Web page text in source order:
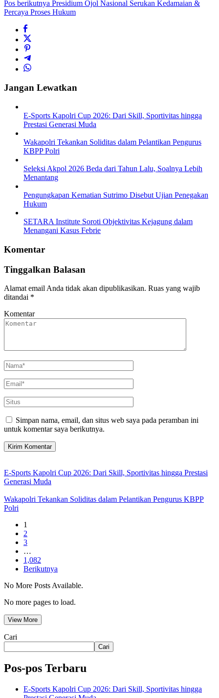
Pos berikutnya Presidium Ojol Nasional Serukan Kedamaian &
Percaya Proses Hukum
Jangan Lewatkan
E-Sports Kapolri Cup 2026: Dari Skill, Sportivitas hingga
Prestasi Generasi Muda
Wakapolri Tekankan Soliditas dalam Pelantikan Pengurus
KBPP Polri
Seleksi Akpol 2026 Beda dari Tahun Lalu, Soalnya Lebih
Menantang
Pengungkapan Kematian Sutrimo Disebut Ujian Penegakan
Hukum
SETARA Institute Soroti Objektivitas Kejagung dalam
Menangani Kasus Febrie
Komentar
Tinggalkan Balasan
Alamat email Anda tidak akan dipublikasikan. Ruas yang wajib
ditandai *
Komentar
Simpan nama, email, dan situs web saya pada peramban ini
untuk komentar saya berikutnya.
E-Sports Kapolri Cup 2026: Dari Skill, Sportivitas hingga Prestasi
Generasi Muda
Wakapolri Tekankan Soliditas dalam Pelantikan Pengurus KBPP
Polri
1
2
3
…
1,082
Berikutnya
No More Posts Available.
No more pages to load.
View More
Cari
Cari
Pos-pos Terbaru
E-Sports Kapolri Cup 2026: Dari Skill, Sportivitas hingga